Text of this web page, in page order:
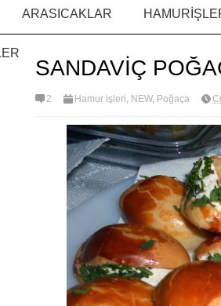
ARASICAKLAR
SANDAVİÇ
2 Hamur işleri, NEW, Poğaça